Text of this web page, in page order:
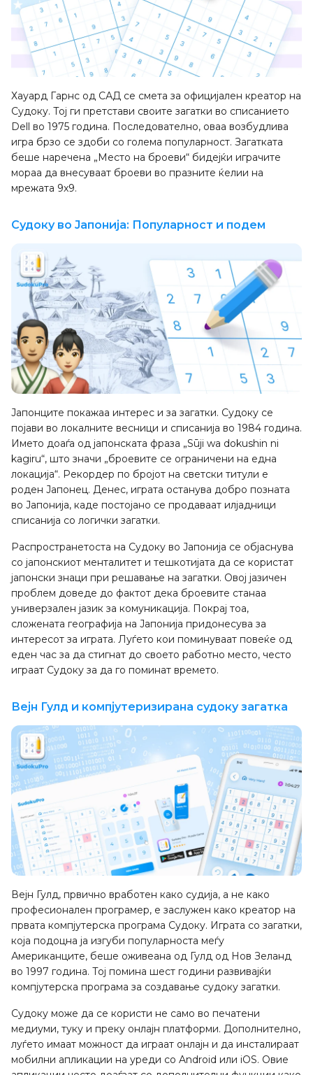
Хауард Гарнс од САД се смета за официјален креатор на
Судоку. Тој ги претстави своите загатки во списанието
Dell во 1975 година. Последователно, оваа возбудлива
игра брзо се здоби со голема популарност. Загатката
беше наречена „Место на броеви“ бидејќи играчите
мораа да внесуваат броеви во празните ќелии на
мрежата 9x9.
Судоку во Јапонија: Популарност и подем
Јапонците покажаа интерес и за загатки. Судоку се
појави во локалните весници и списанија во 1984 година.
Името доаѓа од јапонската фраза „Sūji wa dokushin ni
kagiru“, што значи „броевите се ограничени на една
локација“. Рекордер по бројот на светски титули е
роден Јапонец. Денес, играта останува добро позната
во Јапонија, каде постојано се продаваат илјадници
списанија со логички загатки.
Распространетоста на Судоку во Јапонија се објаснува
со јапонскиот менталитет и тешкотијата да се користат
јапонски знаци при решавање на загатки. Овој јазичен
проблем доведе до фактот дека броевите станаа
универзален јазик за комуникација. Покрај тоа,
сложената географија на Јапонија придонесува за
интересот за играта. Луѓето кои поминуваат повеќе од
еден час за да стигнат до своето работно место, често
играат Судоку за да го поминат времето.
Вејн Гулд и компјутеризирана судоку загатка
Вејн Гулд, првично вработен како судија, а не како
професионален програмер, е заслужен како креатор на
првата компјутерска програма Судоку. Играта со загатки,
која подоцна ја изгуби популарноста меѓу
Американците, беше оживеана од Гулд од Нов Зеланд
во 1997 година. Тој помина шест години развивајќи
компјутерска програма за создавање судоку загатки.
Судоку може да се користи не само во печатени
медиуми, туку и преку онлајн платформи. Дополнително,
луѓето имаат можност да играат онлајн и да инсталираат
мобилни апликации на уреди со Android или iOS. Овие